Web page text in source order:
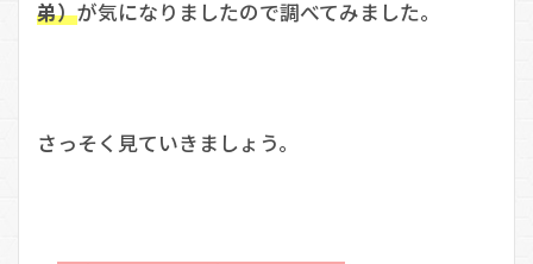
弟）が気になりましたので調べてみました。
さっそく見ていきましょう。